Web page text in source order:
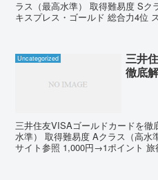
ラス（最高水準） 取得難易度 Sク
キスプレス・ゴールド 総合力4位
Uncategorized
三井
徹底
三井住友VISAゴールドカードを
水準） 取得難易度 Aクラス（高水
サイト参照 1,000円→1ポイント